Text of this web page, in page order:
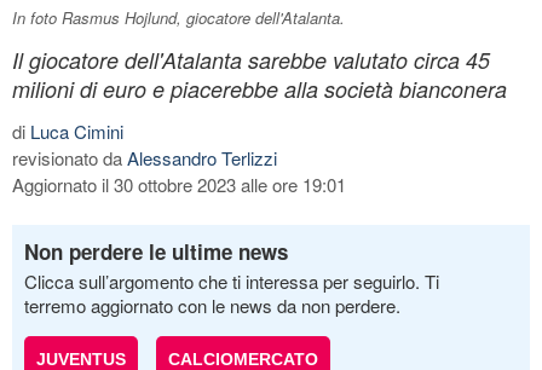
In foto Rasmus Hojlund, giocatore dell'Atalanta.
Il giocatore dell'Atalanta sarebbe valutato circa 45
milioni di euro e piacerebbe alla società bianconera
di Luca Cimini
revisionato daAlessandro Terlizzi
Aggiornato il 30 ottobre 2023 alle ore 19:01
Non perdere le ultime news
Clicca sull’argomento che ti interessa per seguirlo. Ti
terremo aggiornato con le news da non perdere.
JUVENTUS CALCIOMERCATO